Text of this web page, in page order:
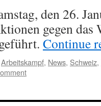
den 26.
gegen
Continue
Arbeitskampf, News, Schweiz,